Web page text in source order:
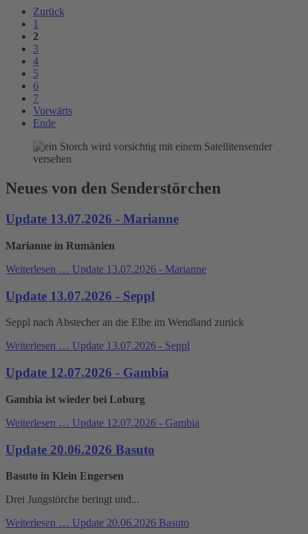
Zurück
1
2
3
4
5
6
7
Vorwärts
Ende
Neues von den Senderstörchen
Update 13.07.2026 - Marianne
Marianne in Rumänien
Weiterlesen … Update 13.07.2026 - Marianne
Update 13.07.2026 - Seppl
Seppl nach Abstecher an die Elbe im Wendland zurück
Weiterlesen … Update 13.07.2026 - Seppl
Update 12.07.2026 - Gambia
Gambia ist wieder bei Loburg
Weiterlesen … Update 12.07.2026 - Gambia
Update 20.06.2026 Basuto
Basuto in Klein Engersen
Drei Jungstörche beringt und...
Weiterlesen … Update 20.06.2026 Basuto